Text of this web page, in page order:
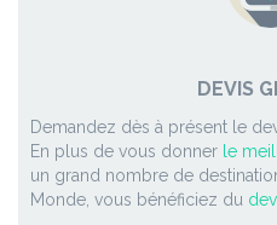
DEVIS
Demandez dès à présent le
En plus de vous donner le
un grand nombre de
Monde, vous bénéficiez du